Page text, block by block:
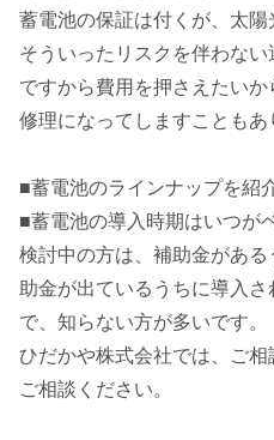
蓄電池の保証は付くが、太
そういったリスクを伴わな
ですから費用を押さえたい
修理になってしますことも
■蓄電池のラインナップを紹
■蓄電池の導入時期はいつが
検討中の方は、補助金があ
助金が出ているうちに導入
で、知らない方が多いです。
ひだかや株式会社では、ご
ご相談ください。